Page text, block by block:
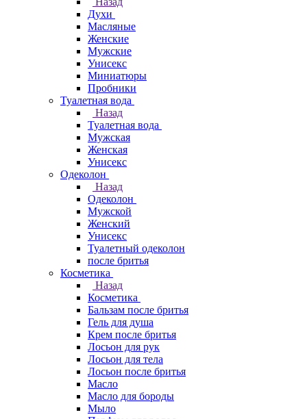
Духи
Масляные
Женские
Мужские
Унисекс
Миниатюры
Пробники
Туалетная вода
Назад
Туалетная вода
Мужская
Женская
Унисекс
Одеколон
Назад
Одеколон
Мужской
Женский
Унисекс
Туалетный одеколон
после бритья
Косметика
Назад
Косметика
Бальзам после бритья
Гель для душа
Крем после бритья
Лосьон для рук
Лосьон для тела
Лосьон после бритья
Масло
Масло для бороды
Мыло